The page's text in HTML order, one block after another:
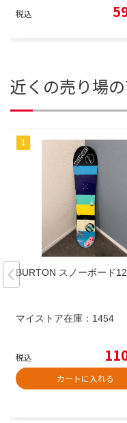
税込
近くの売り場
BURTON スノーボード
マイストア在庫： 1454
税込
カートに入れる